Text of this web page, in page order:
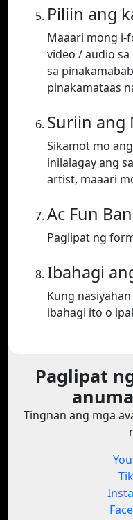
Piliin ang
Maaari mong i-
video / audio
sa
pinakamataas
Suriin ang
Sikamot mo
inilalagay ang
artist, maaari
Ac Fun
Paglipat ng
Ibahagi
Kung
ibahagi ito o
Paglipat
Tingnan ang mga